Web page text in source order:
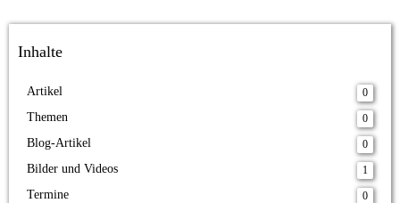
Inhalte
Artikel 0
Themen 0
Blog-Artikel 0
Bilder und Videos 1
Termine 0